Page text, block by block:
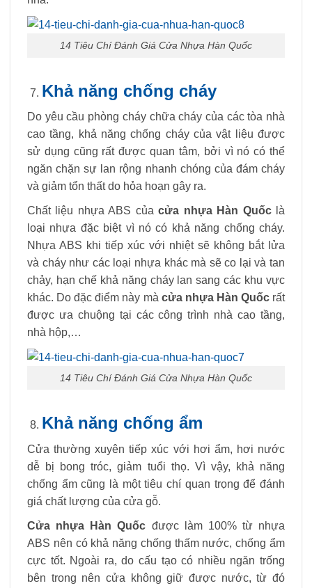
14 Tiêu Chí Đánh Giá Cửa Nhựa Hàn Quốc
Khả năng chống cháy
Do yêu cầu phòng cháy chữa cháy của các tòa nhà
cao tầng, khả năng chống cháy của vật liệu được
sử dụng cũng rất được quan tâm, bởi vì nó có thể
ngăn chặn sự lan rộng nhanh chóng của đám cháy
và giảm tổn thất do hỏa hoạn gây ra.
Chất liệu nhựa ABS củacửa nhựa Hàn Quốclà
loại nhựa đặc biệt vì nó có khả năng chống cháy.
Nhựa ABS khi tiếp xúc với nhiệt sẽ không bắt lửa
và cháy như các loại nhựa khác mà sẽ co lại và tan
chảy, hạn chế khả năng cháy lan sang các khu vực
khác. Do đặc điểm này mà cửa nhựa Hàn Quốcrất
được ưa chuộng tại các công trình nhà cao tầng,
nhà hộp,…
14 Tiêu Chí Đánh Giá Cửa Nhựa Hàn Quốc
Khả năng chống ẩm
Cửa thường xuyên tiếp xúc với hơi ẩm, hơi nước
dễ bị bong tróc, giảm tuổi thọ. Vì vậy, khả năng
chống ẩm cũng là một tiêu chí quan trọng để đánh
giá chất lượng của cửa gỗ.
Cửa nhựa Hàn Quốc được làm 100% từ nhựa
ABS nên có khả năng chống thấm nước, chống ẩm
cực tốt. Ngoài ra, do cấu tạo có nhiều ngăn trống
bên trong nên cửa không giữ được nước, từ đó